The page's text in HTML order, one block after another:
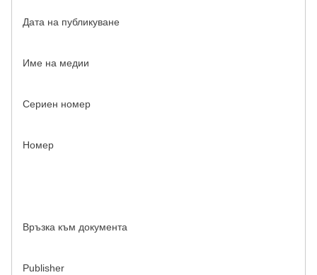
Дата на публикуване
Име на медии
Сериен номер
Номер
Връзка към документа
Publisher